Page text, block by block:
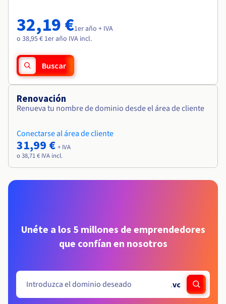
32,19 €1er año + IVA
o 38,95 € 1er año IVA incl.
Buscar
Renovación
Renueva tu nombre de dominio desde el área de cliente
Conectarse al área de cliente
31,99 € + IVA
o 38,71 € IVA incl.
Unéte a los 5 millones de emprendedores
que confían en nosotros
.vc